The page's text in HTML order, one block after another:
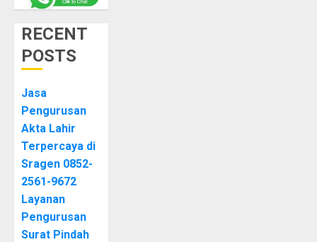
RECENT
POSTS
Jasa
Pengurusan
Akta Lahir
Terpercaya di
Sragen 0852-
2561-9672
Layanan
Pengurusan
Surat Pindah